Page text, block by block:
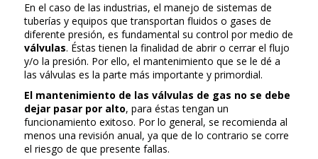
En el caso de las industrias, el manejo de sistemas de
tuberías y equipos que transportan fluidos o gases de
diferente presión, es fundamental su control por medio de
válvulas. Éstas tienen la finalidad de abrir o cerrar el flujo
y/o la presión. Por ello, el mantenimiento que se le dé a
las válvulas es la parte más importante y primordial.
El mantenimiento de las válvulas de gas no se debe
dejar pasar por alto, para éstas tengan un
funcionamiento exitoso. Por lo general, se recomienda al
menos una revisión anual, ya que de lo contrario se corre
el riesgo de que presente fallas.